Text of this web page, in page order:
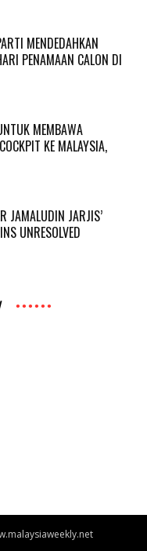
MENDEDAHKAN
PENAMAAN CALON DI
MEMBAWA
KE MALAYSIA,
JAMALUDIN JARJIS’
UNRESOLVED